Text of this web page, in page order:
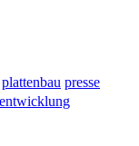
plattenbau presse